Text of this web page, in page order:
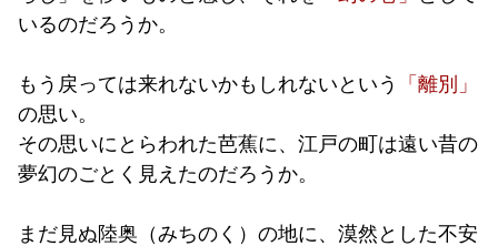
いるのだろうか。
もう戻っては来れないかもしれないという
「離別」
の思い。
その思いにとらわれた芭蕉に、江戸の町は遠い昔の
夢幻のごとく見えたのだろうか。
まだ見ぬ陸奥（みちのく）の地に、漠然とした不安